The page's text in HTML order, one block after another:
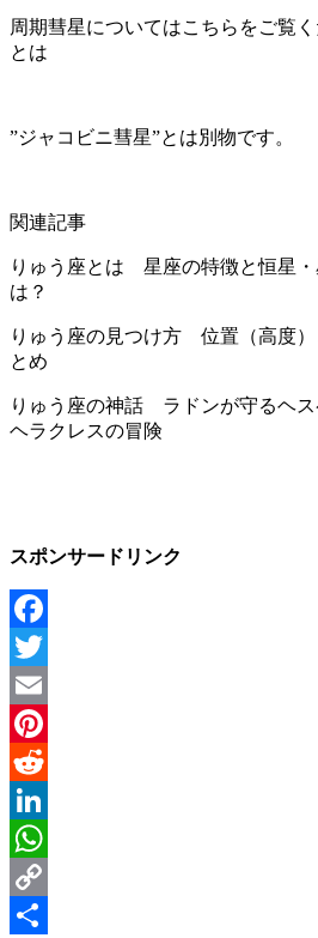
周期彗星についてはこちらをご
とは
”ジャコビニ彗星”とは別物です。
関連記事
りゅう座とは 星座の特徴と恒星
は？
りゅう座の見つけ方 位置（高度
とめ
りゅう座の神話 ラドンが守るヘス
ヘラクレスの冒険
スポンサードリンク
Facebook
Twitter
Email
Pinterest
Reddit
LinkedIn
WhatsApp
Copy